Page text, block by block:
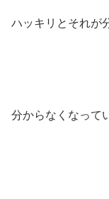
ハッキリとそれが
分からなくなって